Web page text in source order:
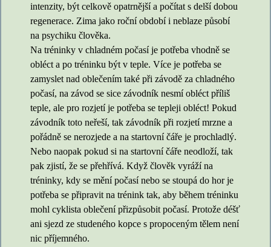
intenzity, být celkově opatrnější a počítat s delší dobou
regenerace. Zima jako roční období i neblaze působí
na psychiku člověka.
Na tréninky v chladném počasí je potřeba vhodně se
obléct a po tréninku být v teple. Více je potřeba se
zamyslet nad oblečením také při závodě za chladného
počasí, na závod se sice závodník nesmí obléct příliš
teple, ale pro rozjetí je potřeba se tepleji obléct! Pokud
závodník toto neřeší, tak závodník při rozjetí mrzne a
pořádně se nerozjede a na startovní čáře je prochladlý.
Nebo naopak pokud si na startovní čáře neodloží, tak
pak zjistí, že se přehřívá. Když člověk vyráží na
tréninky, kdy se mění počasí nebo se stoupá do hor je
potřeba se připravit na trénink tak, aby během tréninku
mohl cyklista oblečení přizpůsobit počasí. Protože déšť
ani sjezd ze studeného kopce s propoceným tělem není
nic příjemného.